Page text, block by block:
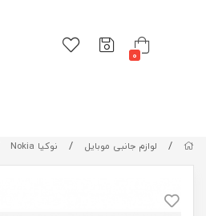
0
/ لوازم جانبی موبایل / نوکیا Nokia